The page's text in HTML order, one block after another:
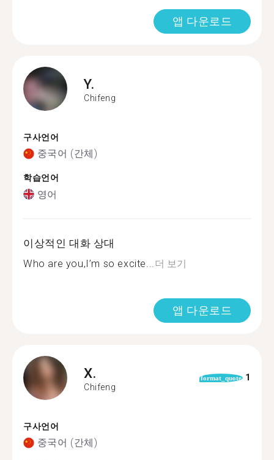
앱 다운로드
Y.
Chifeng
구사언어
중국어 (간체)
학습언어
영어
이상적인 대화 상대
Who are you,I’m so excite... 더 보기
앱 다운로드
X.
Chifeng
format_quote 1
구사언어
중국어 (간체)